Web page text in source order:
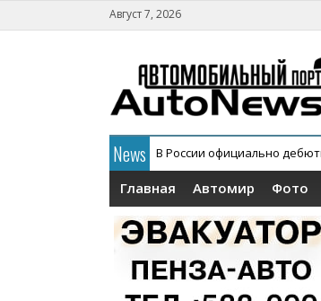
Август 7, 2026
News В России официально
Главная Автомир Фото